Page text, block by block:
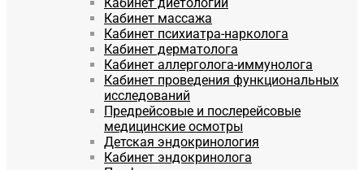
Кабинет массажа
Кабинет психиатра-нарколога
Кабинет дерматолога
Кабинет аллерголога-иммунолога
Кабинет проведения функциональных
исследований
Предрейсовые и послерейсовые
медицинские осмотры
Детская эндокринология
Кабинет эндокринолога